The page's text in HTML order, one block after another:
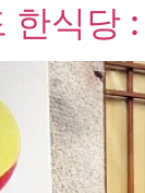
한식당